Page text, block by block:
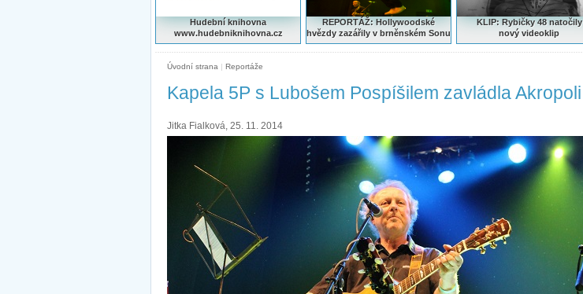
Hudební knihovna
www.hudebniknihovna.cz
REPORTÁŽ: Hollywoodské
hvězdy zazářily v brněnském Sonu
KLIP: Rybičky 48 natočily
nový videoklip
Úvodní strana | Reportáže
Kapela 5P s Lubošem Pospíšilem zavládla Akropoli
Jitka Fialková, 25. 11. 2014